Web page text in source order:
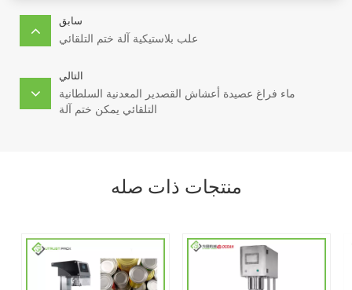
سابق
علب بلاستيكية آلة ختم التلقائي
التالي
ماء فراغ عصيدة أعشاش القصدير المعدنية السلطانية
التلقائي يمكن ختم آلة
منتجات ذات صله